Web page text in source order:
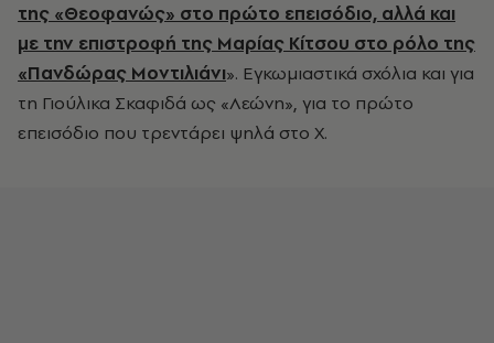
της «Θεοφανώς» στο πρώτο επεισόδιο, αλλά και
με την επιστροφή της Μαρίας Κίτσου στο ρόλο της
«Πανδώρας Μοντιλιάνι». Εγκωμιαστικά σχόλια και για
τη Γιούλικα Σκαφιδά ως «Λεώνη», για το πρώτο
επεισόδιο που τρεντάρει ψηλά στο Χ.